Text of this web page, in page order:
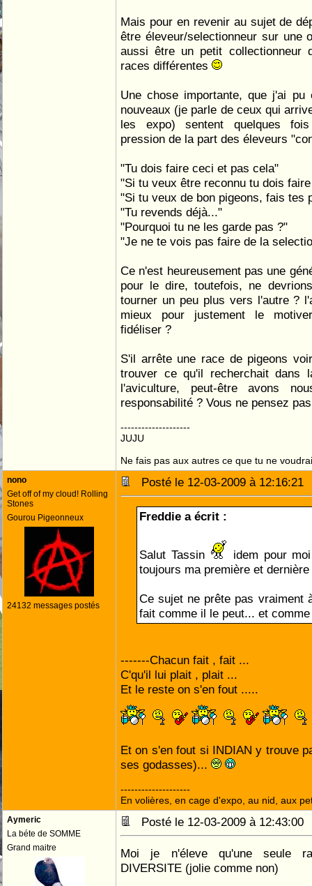
Mais pour en revenir au sujet de
être éleveur/selectionneur sur une
aussi être un petit collectionneur
races différentes
Une chose importante, que j'ai
nouveaux (je parle de ceux qui
les expo) sentent quelques
pression de la part des éleveurs
"Tu dois faire ceci et pas cela"
"Si tu veux être reconnu tu dois
"Si tu veux de bon pigeons, fais tes
"Tu revends déjà..."
"Pourquoi tu ne les garde pas ?"
"Je ne te vois pas faire de la
Ce n'est heureusement pas une
pour le dire, toutefois, ne
tourner un peu plus vers l'autre ?
mieux pour justement le
fidéliser ?
S'il arrête une race de pigeons
trouver ce qu'il recherchait dans
l'aviculture, peut-être avons
responsabilité ? Vous ne pensez
--------------------
JUJU
Ne fais pas aux autres ce que tu ne
nono
Get off of my cloud! Rolling
Stones
Gourou Pigeonneux
24132 messages postés
Posté le 12-03-2009 à
Freddie a écrit :
Salut Tassin
idem pour
toujours ma première et
Ce sujet ne prête pas vraiment
fait comme il le peut... et
-------Chacun fait , fait ...
C'qu'il lui plait , plait ...
Et le reste on s'en fout .....
Et on s'en fout si INDIAN y trouve
ses godasses)...
--------------------
En volières, en cage d'expo, au nid, aux
Aymeric
La béte de SOMME
Grand maitre
Posté le 12-03-2009 à
Moi je n'éleve qu'une seule
DIVERSITE (jolie comme non)